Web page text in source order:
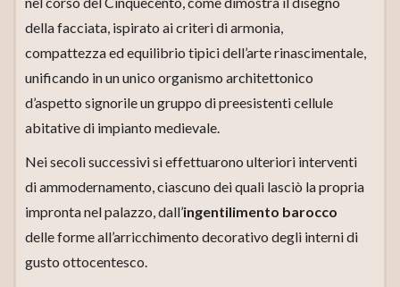
della facciata, ispirato ai criteri di armonia,
compattezza ed equilibrio tipici dell’arte rinascimentale,
unificando in un unico organismo architettonico
d’aspetto signorile un gruppo di preesistenti cellule
abitative di impianto medievale.
Nei secoli successivi si effettuarono ulteriori interventi
di ammodernamento, ciascuno dei quali lasciò la propria
impronta nel palazzo, dall’ingentilimento barocco
delle forme all’arricchimento decorativo degli interni di
gusto ottocentesco.